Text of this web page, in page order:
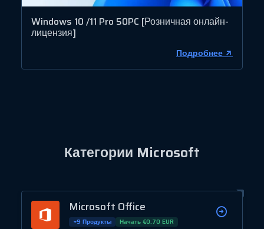
Windows 10 /11 Pro 50PC [Розничная онлайн-
лицензия]
Подробнее
Категории Microsoft
Microsoft Office
+9 Продукты Начать €0.70 EUR